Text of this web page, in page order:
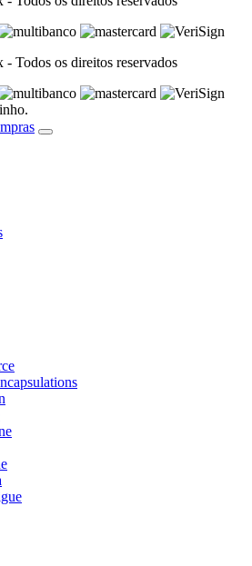
Todos os direitos reservados